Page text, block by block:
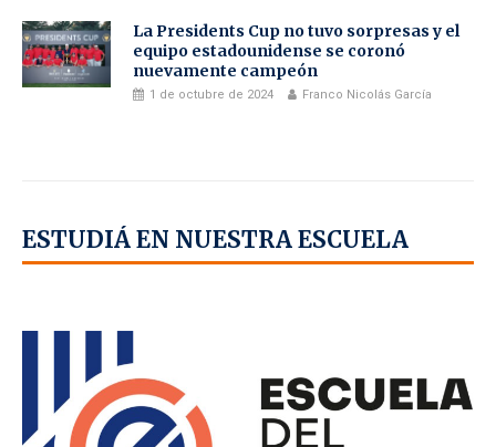
La Presidents Cup no tuvo sorpresas y el
equipo estadounidense se coronó
nuevamente campeón
1 de octubre de 2024 Franco Nicolás García
ESTUDIÁ EN NUESTRA ESCUELA